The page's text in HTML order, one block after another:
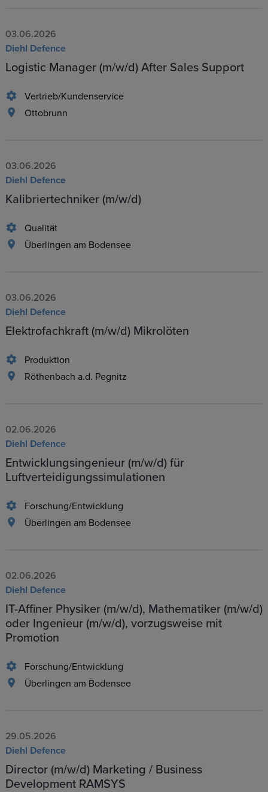
03.06.2026
Diehl Defence
Logistic Manager (m/w/d) After Sales Support
Vertrieb/Kundenservice
Ottobrunn
03.06.2026
Diehl Defence
Kalibriertechniker (m/w/d)
Qualität
Überlingen am Bodensee
03.06.2026
Diehl Defence
Elektrofachkraft (m/w/d) Mikrolöten
Produktion
Röthenbach a.d. Pegnitz
02.06.2026
Diehl Defence
Entwicklungsingenieur (m/w/d) für
Luftverteidigungssimulationen
Forschung/Entwicklung
Überlingen am Bodensee
02.06.2026
Diehl Defence
IT-Affiner Physiker (m/w/d), Mathematiker (m/w/d)
oder Ingenieur (m/w/d), vorzugsweise mit
Promotion
Forschung/Entwicklung
Überlingen am Bodensee
29.05.2026
Diehl Defence
Director (m/w/d) Marketing / Business
Development RAMSYS